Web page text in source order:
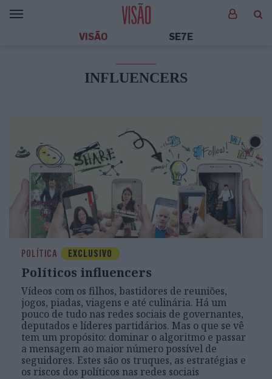
VISÃO SE7E
INFLUENCERS
POLÍTICA EXCLUSIVO
Políticos influencers
Vídeos com os filhos, bastidores de reuniões,
jogos, piadas, viagens e até culinária. Há um
pouco de tudo nas redes sociais de governantes,
deputados e líderes partidários. Mas o que se vê
tem um propósito: dominar o algoritmo e passar
a mensagem ao maior número possível de
seguidores. Estes são os truques, as estratégias e
os riscos dos políticos nas redes sociais